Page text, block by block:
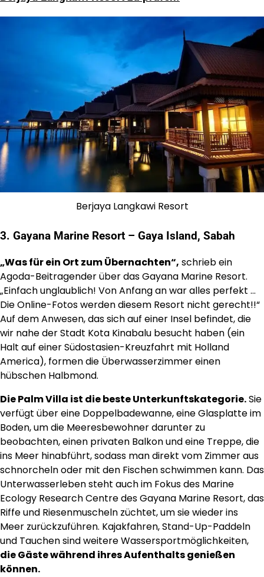
Berjaya Langkawi Resort
3. Gayana Marine Resort – Gaya Island, Sabah
„Was für ein Ort zum Übernachten“, schrieb ein
Agoda-Beitragender über das Gayana Marine Resort.
„Einfach unglaublich! Von Anfang an war alles perfekt …
Die Online-Fotos werden diesem Resort nicht gerecht!!“
Auf dem Anwesen, das sich auf einer Insel befindet, die
wir nahe der Stadt Kota Kinabalu besucht haben (ein
Halt auf einer Südostasien-Kreuzfahrt mit Holland
America), formen die Überwasserzimmer einen
hübschen Halbmond.
Die Palm Villa ist die beste Unterkunftskategorie.Sie
verfügt über eine Doppelbadewanne, eine Glasplatte im
Boden, um die Meeresbewohner darunter zu
beobachten, einen privaten Balkon und eine Treppe, die
ins Meer hinabführt, sodass man direkt vom Zimmer aus
schnorcheln oder mit den Fischen schwimmen kann. Das
Unterwasserleben steht auch im Fokus des Marine
Ecology Research Centre des Gayana Marine Resort, das
Riffe und Riesenmuscheln züchtet, um sie wieder ins
Meer zurückzuführen. Kajakfahren, Stand-Up-Paddeln
und Tauchen sind weitere Wassersportmöglichkeiten,
die Gäste während ihres Aufenthalts genießen
können.